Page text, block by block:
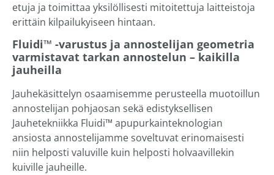
etuja ja toimittaa yksilöllisesti mitoitettuja laitteistoja
erittäin kilpailukyiseen hintaan.
Fluidi™ -varustus ja annostelijan geometria
varmistavat tarkan annostelun – kaikilla
jauheilla
Jauhekäsittelyn osaamisemme perusteella muotoillun
annostelijan pohjaosan sekä edistyksellisen
Jauhetekniikka Fluidi™ apupurkainteknologian
ansiosta annostelijamme soveltuvat erinomaisesti
niin helposti valuville kuin helposti holvaavillekin
kuiville jauheille.